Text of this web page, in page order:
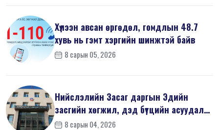
Хүлээн авсан өргөдөл, гомдлын 48.7
хувь нь гэмт хэргийн шинжтэй байв
8 сарын 05, 2026
Нийслэлийн Засаг даргын Эдийн
засгийн хөгжил, дэд бүтцийн асуудал
хари...
8 сарын 04, 2026